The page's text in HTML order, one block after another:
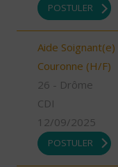
POSTULER
Aide Soignant(e)
Couronne (H/F)
26 - Drôme
CDI
12/09/2025
POSTULER